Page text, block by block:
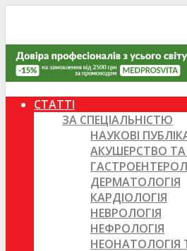
СТАТТІ
ЗА СПЕЦІАЛЬНІСТЮ
НАУКОВІ
АКУШЕРСТВО ТА
ДЕРМАТОЛОГІЯ
КАРДІОЛОГІЯ
НЕВРОЛОГІЯ
НЕФРОЛОГІЯ
НЕОНАТОЛОГІЯ